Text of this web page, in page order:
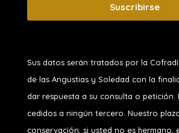
Suscribirse
Sus datos serán tratados por la
de las Angustias y Soledad con la
dar respuesta a su consulta o petición.
cedidos a ningún tercero. Nuestro
conservación, si usted no es hermano,